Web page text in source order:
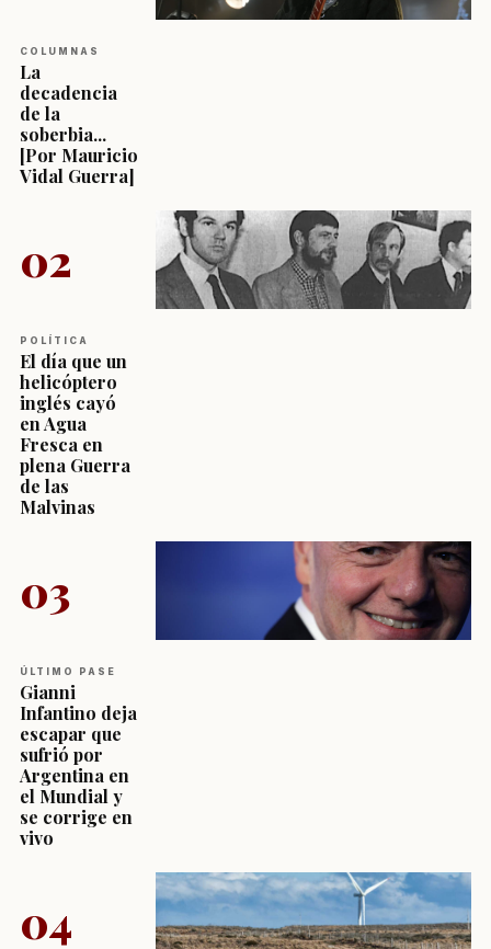
COLUMNAS
La
decadencia
de la
soberbia...
[Por Mauricio
Vidal Guerra]
02
POLÍTICA
El día que un
helicóptero
inglés cayó
en Agua
Fresca en
plena Guerra
de las
Malvinas
03
ÚLTIMO PASE
Gianni
Infantino deja
escapar que
sufrió por
Argentina en
el Mundial y
se corrige en
vivo
04